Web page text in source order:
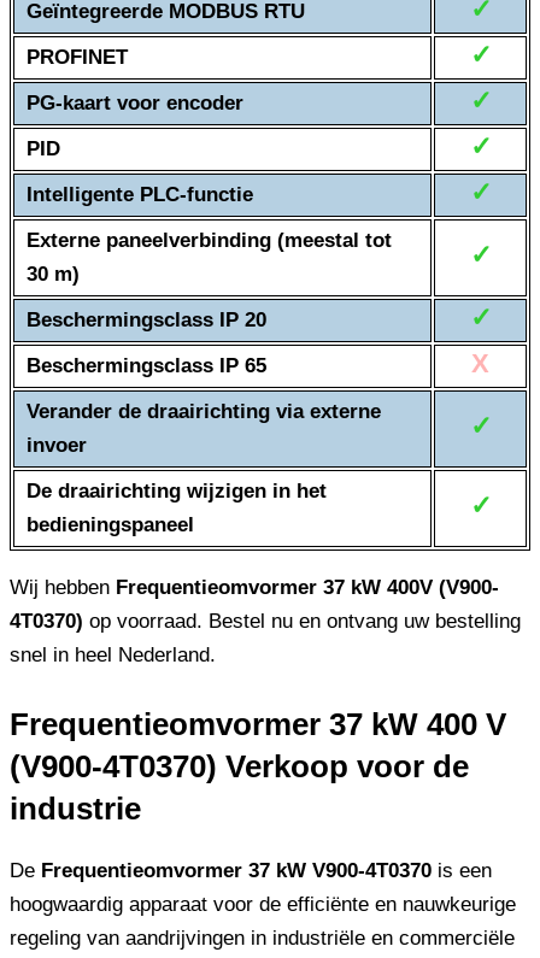
Geïntegreerde MODBUS RTU ✓
PROFINET ✓
PG-kaart voor encoder ✓
PID ✓
Intelligente PLC-functie ✓
Externe paneelverbinding (meestal tot
30 m)
✓
Beschermingsclass IP 20 ✓
Beschermingsclass IP 65 X
Verander de draairichting via externe
invoer
✓
De draairichting wijzigen in het
bedieningspaneel
✓
Wij hebben Frequentieomvormer 37 kW 400V (V900-
4T0370) op voorraad. Bestel nu en ontvang uw bestelling
snel in heel Nederland.
Frequentieomvormer 37 kW 400 V
(V900-4T0370) Verkoop voor de
industrie
De Frequentieomvormer 37 kW V900-4T0370 is een
hoogwaardig apparaat voor de efficiënte en nauwkeurige
regeling van aandrijvingen in industriële en commerciële